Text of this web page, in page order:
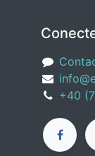
+40